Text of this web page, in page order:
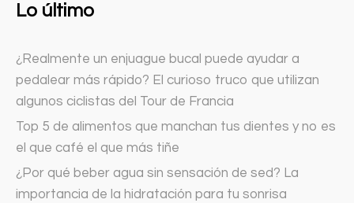
Lo último
¿Realmente un enjuague bucal puede ayudar a
pedalear más rápido? El curioso truco que utilizan
algunos ciclistas del Tour de Francia
Top 5 de alimentos que manchan tus dientes y no es
el que café el que más tiñe
¿Por qué beber agua sin sensación de sed? La
importancia de la hidratación para tu sonrisa